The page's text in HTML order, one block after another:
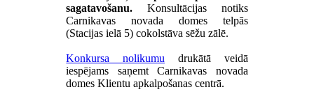
sagatavošanu. Konsultācijas notiks
Carnikavas novada domes telpās
(Stacijas ielā 5) cokolstāva sēžu zālē.
Konkursa nolikumu drukātā veidā
iespējams saņemt Carnikavas novada
domes Klientu apkalpošanas centrā.